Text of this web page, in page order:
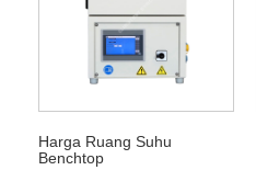
Harga Ruang Suhu
Benchtop